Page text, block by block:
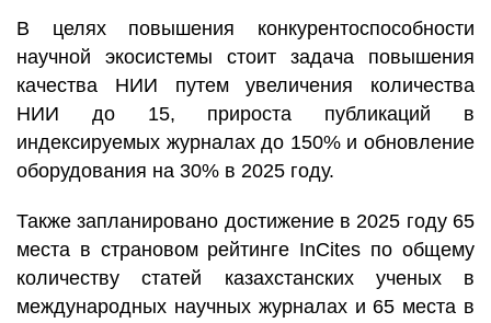
В целях повышения конкурентоспособности
научной экосистемы стоит задача повышения
качества НИИ путем увеличения количества
НИИ до 15, прироста публикаций в
индексируемых журналах до 150% и обновление
оборудования на 30% в 2025 году.
Также запланировано достижение в 2025 году 65
места в страновом рейтинге InCites по общему
количеству статей казахстанских ученых в
международных научных журналах и 65 места в